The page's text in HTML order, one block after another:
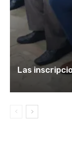
Las